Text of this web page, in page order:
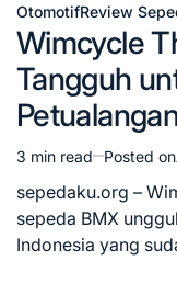
Posted
in
OtomotifReview
Wimcycle
Tangguh
Estimated
read
time
3 min read Posted on
sepedaku.org –
sepeda BMX
Indonesia yang